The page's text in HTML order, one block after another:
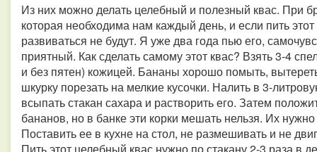
Из них можно делать целебный и полезный квас. При
которая необходима нам каждый день, и если пить
развиваться не будут. Я уже два года пью его,
приятный. Как сделать самому этот квас? Взять 3-4
и без пятен) кожицей. Бананы хорошо помыть,
шкурку порезать на мелкие кусочки. Налить в 3-
всыпать стакан сахара и растворить его. Затем
бананов, но в банке эти корки мешать нельзя. Их
Поставить ее в кухне на стол, не размешивать и не